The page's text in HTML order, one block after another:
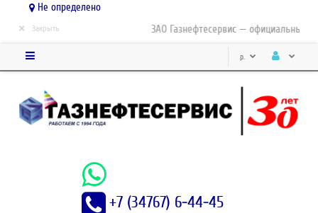
Не определено
ЗАО Газнефтесервис — официальный
× Закрыть
р.
+7 (34767) 6-44-45